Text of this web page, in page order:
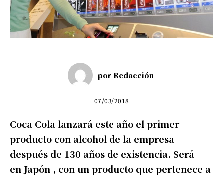
por Redacción
07/03/2018
Coca Cola lanzará este año el primer
producto con alcohol de la empresa
después de 130 años de existencia. Será
en Japón , con un producto que pertenece a